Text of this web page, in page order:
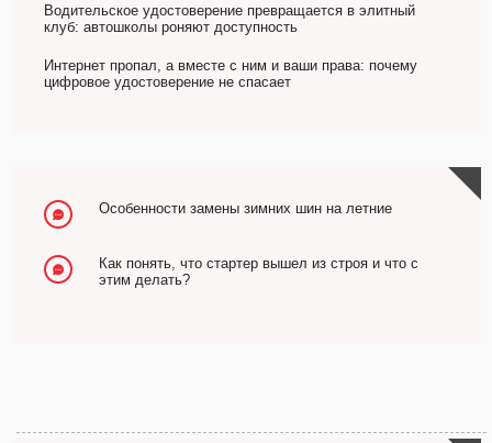
Водительское удостоверение превращается в элитный
клуб: автошколы роняют доступность
Интернет пропал, а вместе с ним и ваши права: почему
цифровое удостоверение не спасает
Особенности замены зимних шин на летние
Как понять, что стартер вышел из строя и что с
этим делать?